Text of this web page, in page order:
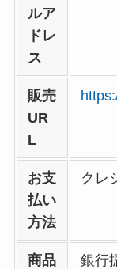
ルア
ドレ
ス
販売
UR
L
お支
払い
方法
クレ
商品
銀行